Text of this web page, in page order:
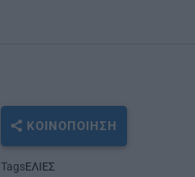
ΚΟΙΝΟΠΟΊΗΣΗ
TagsΕΛΙΕΣ